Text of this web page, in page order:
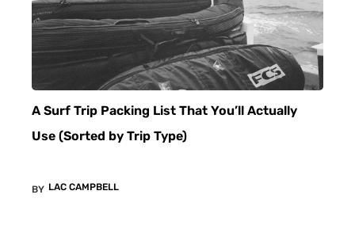
A Surf Trip Packing List That You’ll Actually
Use (Sorted by Trip Type)
BY LAC CAMPBELL